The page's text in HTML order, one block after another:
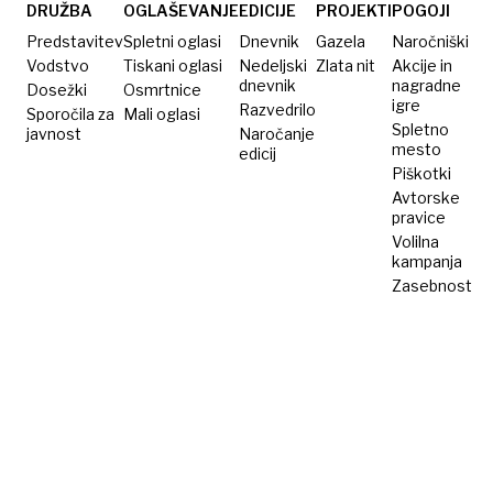
močno
obogatela
kdo bo
imel
srečo
DRUŽBA
Predstavitev
Vodstvo
Dosežki
Sporočila za
javnost
OGLAŠEVANJE
Spletni oglasi
Tiskani oglasi
Osmrtnice
Mali oglasi
EDICIJE
Dnevnik
Nedeljski
dnevnik
Razvedrilo
Naročanje
edicij
PROJEKTI
Gazela
Zlata nit
POGOJI
Naročniški
Akcije in
nagradne
igre
Spletno
mesto
Piškotki
Avtorske
pravice
Volilna
kampanja
Zasebnost